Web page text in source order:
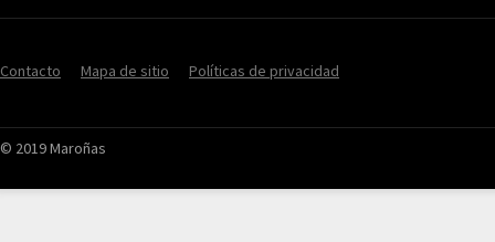
Contacto Mapa de sitio Políticas de privacidad
© 2019 Maroñas